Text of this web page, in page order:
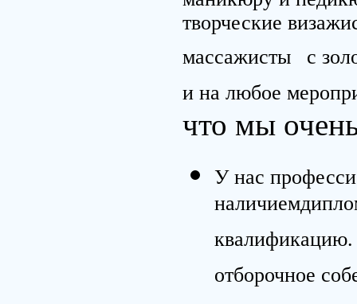
творческие
массажисты
с
и на любое
что мы
У нас
отборочное